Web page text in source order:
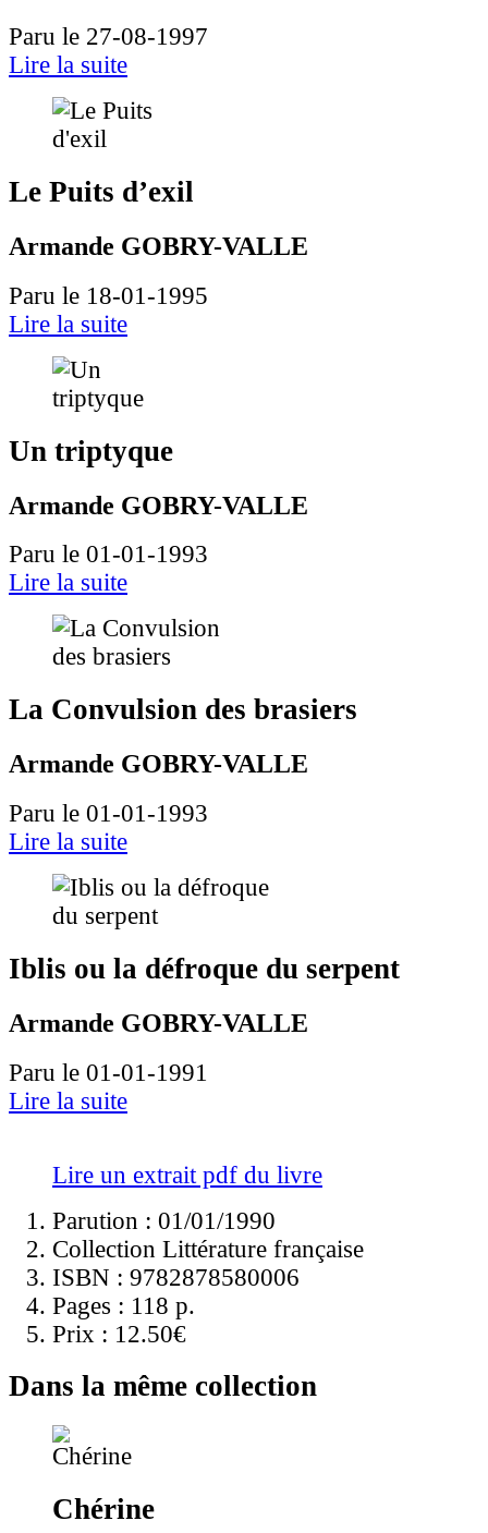
Paru le 27-08-1997
Lire la suite
Le Puits d’exil
Armande GOBRY-VALLE
Paru le 18-01-1995
Lire la suite
Un triptyque
Armande GOBRY-VALLE
Paru le 01-01-1993
Lire la suite
La Convulsion des brasiers
Armande GOBRY-VALLE
Paru le 01-01-1993
Lire la suite
Iblis ou la défroque du serpent
Armande GOBRY-VALLE
Paru le 01-01-1991
Lire la suite
Lire un extrait pdf du livre
Parution : 01/01/1990
Collection Littérature française
ISBN : 9782878580006
Pages : 118 p.
Prix : 12.50€
Dans la même collection
Chérine